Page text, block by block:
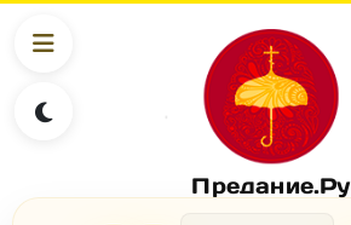
Предание.Ру